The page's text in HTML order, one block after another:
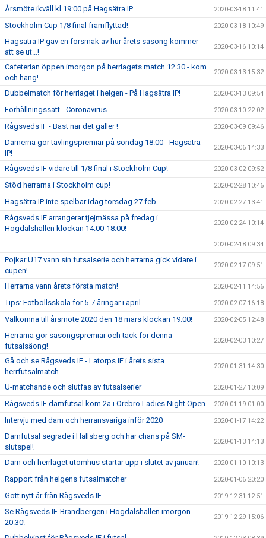
Årsmöte ikväll kl.19:00 på Hagsätra IP 2020-03-18 11:41
Stockholm Cup 1/8 final framflyttad! 2020-03-18 10:49
Hagsätra IP gav en försmak av hur årets säsong kommer
att se ut...!
2020-03-16 10:14
Cafeterian öppen imorgon på herrlagets match 12.30 - kom
och häng!
2020-03-13 15:32
Dubbelmatch för herrlaget i helgen - På Hagsätra IP! 2020-03-13 09:54
Förhållningssätt - Coronavirus 2020-03-10 22:02
Rågsveds IF - Bäst när det gäller ! 2020-03-09 09:46
Damerna gör tävlingspremiär på söndag 18.00 - Hagsätra
IP!
2020-03-06 14:33
Rågsveds IF vidare till 1/8 final i Stockholm Cup! 2020-03-02 09:52
Stöd herrarna i Stockholm cup! 2020-02-28 10:46
Hagsätra IP inte spelbar idag torsdag 27 feb 2020-02-27 13:41
Rågsveds IF arrangerar tjejmässa på fredag i
Högdalshallen klockan 14.00-18.00!
2020-02-24 10:14
2020-02-18 09:34
Pojkar U17 vann sin futsalserie och herrarna gick vidare i
cupen!
2020-02-17 09:51
Herrarna vann årets första match! 2020-02-11 14:56
Tips: Fotbollsskola för 5-7 åringar i april 2020-02-07 16:18
Välkomna till årsmöte 2020 den 18 mars klockan 19.00! 2020-02-05 12:48
Herrarna gör säsongspremiär och tack för denna
futsalsäong!
2020-02-03 10:27
Gå och se Rågsveds IF - Latorps IF i årets sista
herrfutsalmatch
2020-01-31 14:30
U-matchande och slutfas av futsalserier 2020-01-27 10:09
Rågsveds IF damfutsal kom 2a i Örebro Ladies Night Open 2020-01-19 01:00
Intervju med dam och herransvariga inför 2020 2020-01-17 14:22
Damfutsal segrade i Hallsberg och har chans på SM-
slutspel!
2020-01-13 14:13
Dam och herrlaget utomhus startar upp i slutet av januari! 2020-01-10 10:13
Rapport från helgens futsalmatcher 2020-01-06 20:20
Gott nytt år från Rågsveds IF 2019-12-31 12:51
Se Rågsveds IF-Brandbergen i Högdalshallen imorgon
20.30!
2019-12-29 15:06